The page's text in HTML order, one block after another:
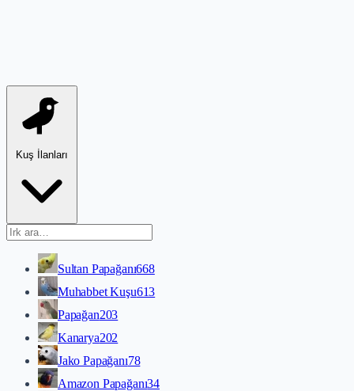
Kuş İlanları
Sultan Papağanı668
Muhabbet Kuşu613
Papağan203
Kanarya202
Jako Papağanı78
Amazon Papağanı34